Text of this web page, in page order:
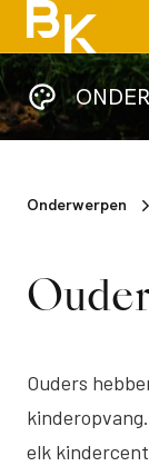
Onderwerpen
Ouders
elk